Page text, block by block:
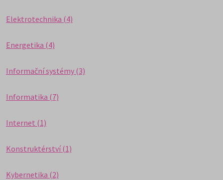
Elektrotechnika (4)
Energetika (4)
Informační systémy (3)
Informatika (7)
Internet (1)
Konstruktérství (1)
Kybernetika (2)